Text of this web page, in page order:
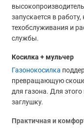
запускается в
техобслуживания и
службы.
Косилка + мульчер
Газонокосилка
превращающую
для газона. Для
заглушку.
Практичная и